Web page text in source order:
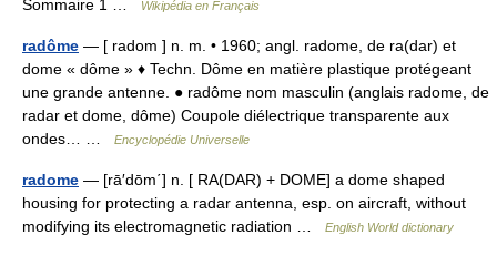
Sommaire 1 …
Wikipédia en Français
radôme — [ radom ] n. m. • 1960; angl. radome, de ra(dar) et
dome « dôme » ♦ Techn. Dôme en matière plastique protégeant
une grande antenne. ● radôme nom masculin (anglais radome, de
radar et dome, dôme) Coupole diélectrique transparente aux
ondes… …
Encyclopédie Universelle
radome — [rā′dōm΄] n. [ RA(DAR) + DOME] a dome shaped
housing for protecting a radar antenna, esp. on aircraft, without
modifying its electromagnetic radiation …
English World dictionary